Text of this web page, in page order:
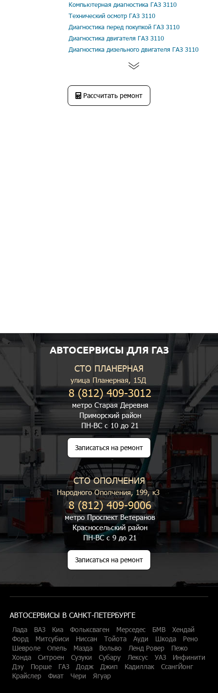
Компьютерная диагностика ГАЗ 3110
Технический осмотр ГАЗ 3110
Диагностика перед покупкой ГАЗ 3110
Диагностика двигателя ГАЗ 3110
Диагностика дизельного двигателя ГАЗ 3110
Рассчитать ремонт
АВТОСЕРВИСЫ ДЛЯ ГАЗ
СТО ПЛАНЕРНАЯ
улица Планерная, 15Д
8 (812) 409-3012
метро Старая Деревня
Приморский район
ПН-ВС с 10 до 21
Записаться на ремонт
СТО ОПОЛЧЕНИЯ
Народного Ополчения, 199, к3
8 (812) 409-9006
метро Проспект Ветеранов
Красносельский район
ПН-ВС с 9 до 21
Записаться на ремонт
АВТОСЕРВИСЫ В САНКТ-ПЕТЕРБУРГЕ
Лада ВАЗ Киа Фольксваген Мерседес БМВ
Хендай
Форд
Митсубиси Ниссан Тойота Ауди Шкода
Рено
Шевроле
Опель Мазда Вольво Ленд Ровер
Пежо
Хонда
Ситроен Сузуки Субару Лексус УАЗ
Инфинити
Дэу
Порше ГАЗ Додж Джип Кадиллак
СсангЙонг
Крайслер
Фиат Чери Ягуар